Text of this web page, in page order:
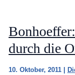
durch die
10. Oktober, 2011